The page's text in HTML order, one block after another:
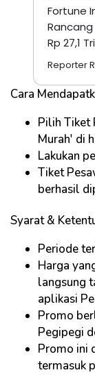
Fortune
Rp 27,1
Reporter
Cara
Pilih Tiket
Murah' di
Lakukan
Tiket
berhasil
Syarat &
Periode
Harga
langsung
aplikasi
Promo
Pegipegi
Promo ini
termasuk